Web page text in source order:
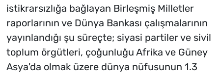
istikrarsızlığa bağlayan Birleşmiş Milletler
raporlarının ve Dünya Bankası çalışmalarının
yayınlandığı şu süreçte; siyasi partiler ve sivil
toplum örgütleri, çoğunluğu Afrika ve Güney
Asya'da olmak üzere dünya nüfusunun 1.3